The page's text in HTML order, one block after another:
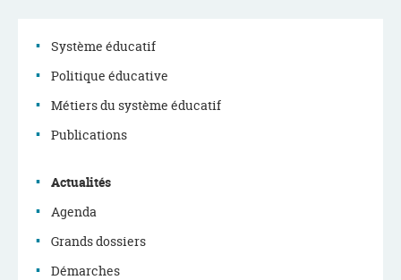
Menu
de
navigation
Système éducatif
Politique éducative
Métiers du système éducatif
Publications
Actualités
Agenda
Grands dossiers
Démarches